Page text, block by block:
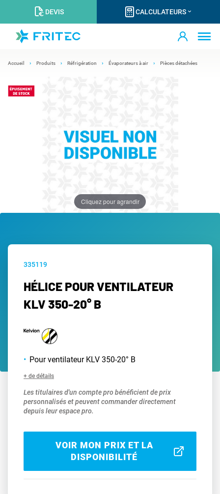
DEVIS CALCULATEURS
Accueil Produits Réfrigération Évaporateurs à air Pièces détachées
Cliquez pour agrandir
335119
HÉLICE POUR VENTILATEUR
KLV 350-20° B
Pour ventilateur KLV 350-20° B
+ de détails
Les titulaires d'un compte pro bénéficient de prix
personnalisés et peuvent commander directement
depuis leur espace pro.
VOIR MON PRIX ET LA
DISPONIBILITÉ